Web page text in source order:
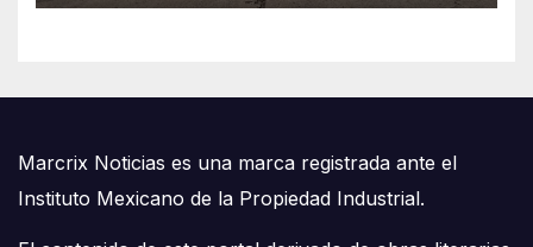
Marcrix Noticias es una marca registrada ante el
Instituto Mexicano de la Propiedad Industrial.